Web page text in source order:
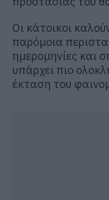
Οι κάτοικοι
παρόμοια
ημερομηνίες και
υπάρχει πιο
έκταση του